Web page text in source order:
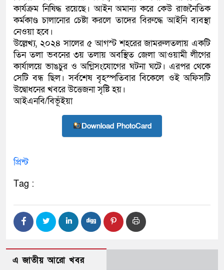
কার্যক্রম নিষিদ্ধ রয়েছে। আইন অমান্য করে কেউ রাজনৈতিক
কর্মকাণ্ড চালানোর চেষ্টা করলে তাদের বিরুদ্ধে আইনি ব্যবস্থা
নেওয়া হবে।
উল্লেখ্য, ২০২৪ সালের ৫ আগস্ট শহরের জামরুলতলায় একটি
তিন তলা ভবনের ৩য় তলায় অবস্থিত জেলা আওয়ামী লীগের
কার্যালয়ে ভাঙচুর ও অগ্নিসংযোগের ঘটনা ঘটে। এরপর থেকে
সেটি বন্ধ ছিল। সর্বশেষ বৃহস্পতিবার বিকেলে ওই অফিসটি
উদ্বোধনের খবরে উত্তেজনা সৃষ্টি হয়।
আইএনবি/বিভূঁইয়া
Download PhotoCard
প্রিন্ট
Tag :
এ জাতীয় আরো খবর